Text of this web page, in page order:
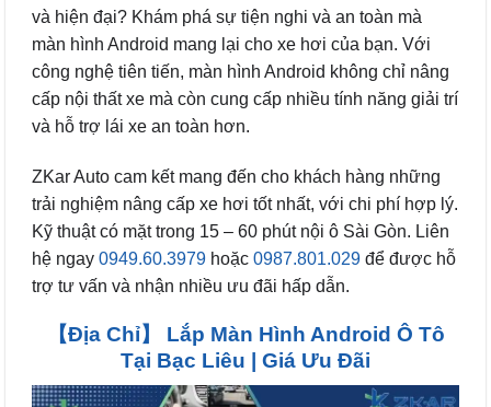
và hiện đại? Khám phá sự tiện nghi và an toàn mà
màn hình Android mang lại cho xe hơi của bạn. Với
công nghệ tiên tiến, màn hình Android không chỉ nâng
cấp nội thất xe mà còn cung cấp nhiều tính năng giải trí
và hỗ trợ lái xe an toàn hơn.
ZKar Auto cam kết mang đến cho khách hàng những
trải nghiệm nâng cấp xe hơi tốt nhất, với chi phí hợp lý.
Kỹ thuật có mặt trong 15 – 60 phút nội ô Sài Gòn. Liên
hệ ngay 0949.60.3979 hoặc 0987.801.029 để được hỗ
trợ tư vấn và nhận nhiều ưu đãi hấp dẫn.
【Địa Chỉ】 Lắp Màn Hình Android Ô Tô
Tại Bạc Liêu | Giá Ưu Đãi